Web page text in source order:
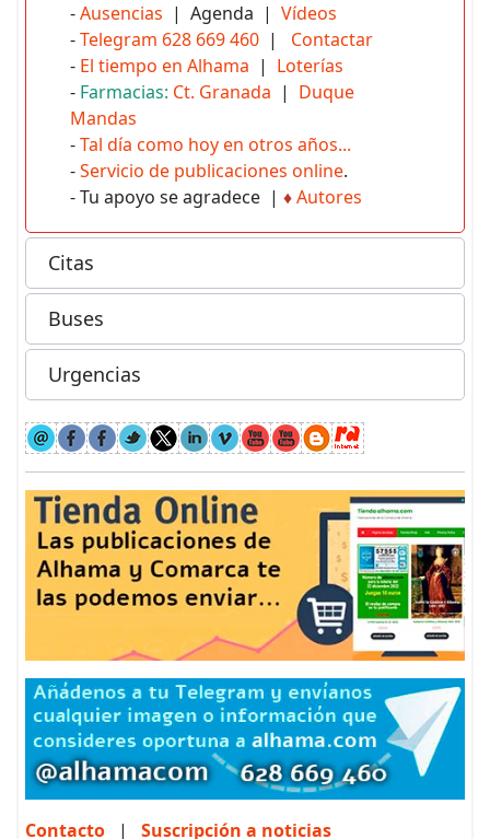
-Ausencias | Agenda | Vídeos
-Telegram 628 669 460 | Contactar
- El tiempo en Alhama | Loterías
- Farmacias: Ct. Granada | Duque
Mandas
-Tal día como hoy en otros años...
-Servicio de publicaciones online.
- Tu apoyo se agradece | ♦Autores
Citas
Buses
Urgencias
Contacto | Suscripción a noticias